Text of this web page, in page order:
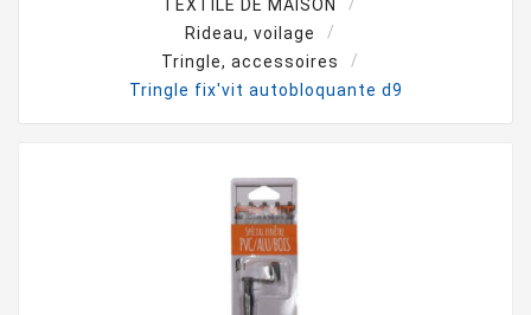
TEXTILE DE MAISON
Rideau, voilage
Tringle, accessoires
Tringle fix'vit autobloquante d9